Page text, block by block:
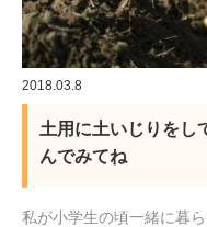
2018.03.8
土用に土いじりをし
んでみてね
私が小学生の頃一緒に暮